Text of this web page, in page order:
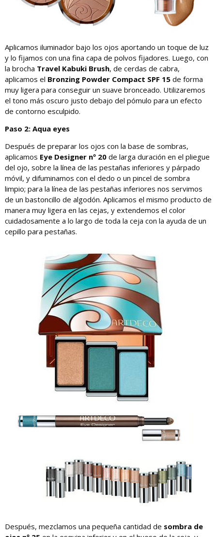
Aplicamos iluminador bajo los ojos aportando un toque de luz
y lo fijamos con una fina capa de polvos fijadores. Luego, con
la brocha Travel Kabuki Brush, de cerdas de cabra,
aplicamos el Bronzing Powder Compact SPF 15 de forma
muy ligera para conseguir un suave bronceado. Utilizaremos
el tono más oscuro justo debajo del pómulo para un efecto
de contorno esculpido.
Paso 2: Aqua eyes
Después de preparar los ojos con la base de sombras,
aplicamos Eye Designer nº 20 de larga duración en el pliegue
del ojo, sobre la línea de las pestañas inferiores y párpado
móvil, y difuminamos con el dedo o un pincel de sombra
limpio; para la línea de las pestañas inferiores nos servimos
de un bastoncillo de algodón. Aplicamos el mismo producto de
manera muy ligera en las cejas, y extendemos el color
cuidadosamente a lo largo de toda la ceja con la ayuda de un
cepillo para pestañas.
Después, mezclamos una pequeña cantidad de sombra de